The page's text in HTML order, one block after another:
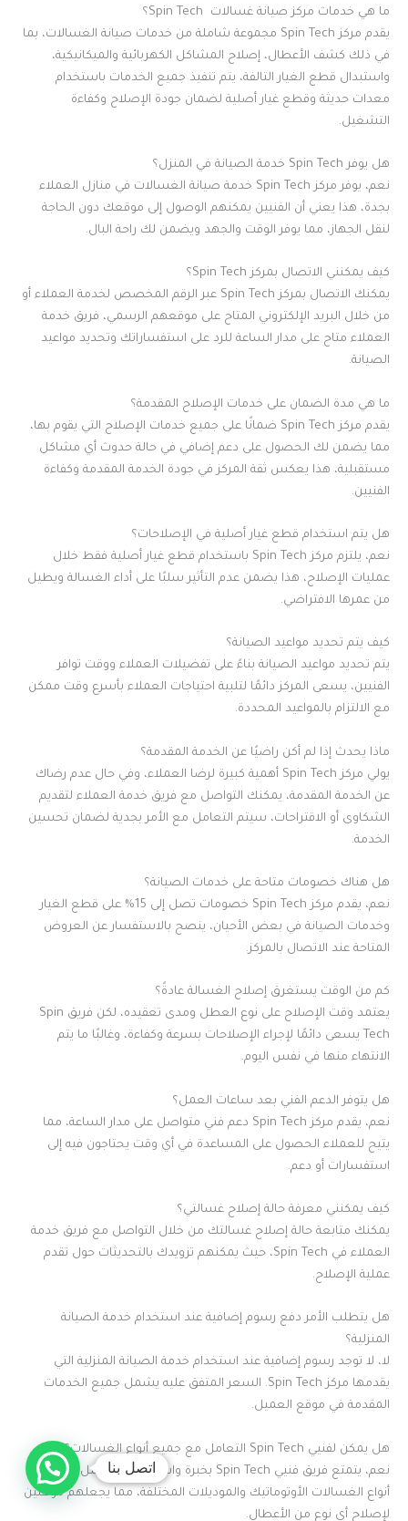
ما هي خدمات مركز صيانة غسالات Spin Tech؟
يقدم مركز Spin Tech مجموعة شاملة من خدمات صيانة الغسالات، بما
في ذلك كشف الأعطال، إصلاح المشاكل الكهربائية والميكانيكية،
واستبدال قطع الغيار التالفة، يتم تنفيذ جميع الخدمات باستخدام
معدات حديثة وقطع غيار أصلية لضمان جودة الإصلاح وكفاءة
التشغيل.
هل يوفر Spin Tech خدمة الصيانة في المنزل؟
نعم، يوفر مركز Spin Tech خدمة صيانة الغسالات في منازل العملاء
بجدة، هذا يعني أن الفنيين يمكنهم الوصول إلى موقعك دون الحاجة
لنقل الجهاز، مما يوفر الوقت والجهد ويضمن لك راحة البال.
كيف يمكنني الاتصال بمركز Spin Tech؟
يمكنك الاتصال بمركز Spin Tech عبر الرقم المخصص لخدمة العملاء أو
من خلال البريد الإلكتروني المتاح على موقعهم الرسمي، فريق خدمة
العملاء متاح على مدار الساعة للرد على استفساراتك وتحديد مواعيد
الصيانة.
ما هي مدة الضمان على خدمات الإصلاح المقدمة؟
يقدم مركز Spin Tech ضمانًا على جميع خدمات الإصلاح التي يقوم بها،
مما يضمن لك الحصول على دعم إضافي في حالة حدوث أي مشاكل
مستقبلية، هذا يعكس ثقة المركز في جودة الخدمة المقدمة وكفاءة
الفنيين.
هل يتم استخدام قطع غيار أصلية في الإصلاحات؟
نعم، يلتزم مركز Spin Tech باستخدام قطع غيار أصلية فقط خلال
عمليات الإصلاح، هذا يضمن عدم التأثير سلبًا على أداء الغسالة ويطيل
من عمرها الافتراضي.
كيف يتم تحديد مواعيد الصيانة؟
يتم تحديد مواعيد الصيانة بناءً على تفضيلات العملاء ووقت توافر
الفنيين، يسعى المركز دائمًا لتلبية احتياجات العملاء بأسرع وقت ممكن
مع الالتزام بالمواعيد المحددة.
ماذا يحدث إذا لم أكن راضيًا عن الخدمة المقدمة؟
يولي مركز Spin Tech أهمية كبيرة لرضا العملاء، وفي حال عدم رضاك
عن الخدمة المقدمة، يمكنك التواصل مع فريق خدمة العملاء لتقديم
الشكاوى أو الاقتراحات، سيتم التعامل مع الأمر بجدية لضمان تحسين
الخدمة.
هل هناك خصومات متاحة على خدمات الصيانة؟
نعم، يقدم مركز Spin Tech خصومات تصل إلى 15% على قطع الغيار
وخدمات الصيانة في بعض الأحيان، ينصح بالاستفسار عن العروض
المتاحة عند الاتصال بالمركز.
كم من الوقت يستغرق إصلاح الغسالة عادةً؟
يعتمد وقت الإصلاح على نوع العطل ومدى تعقيده، لكن فريق Spin
Tech يسعى دائمًا لإجراء الإصلاحات بسرعة وكفاءة، وغالبًا ما يتم
الانتهاء منها في نفس اليوم.
هل يتوفر الدعم الفني بعد ساعات العمل؟
نعم، يقدم مركز Spin Tech دعم فني متواصل على مدار الساعة، مما
يتيح للعملاء الحصول على المساعدة في أي وقت يحتاجون فيه إلى
استفسارات أو دعم.
كيف يمكنني معرفة حالة إصلاح غسالتي؟
يمكنك متابعة حالة إصلاح غسالتك من خلال التواصل مع فريق خدمة
العملاء في Spin Tech، حيث يمكنهم تزويدك بالتحديثات حول تقدم
عملية الإصلاح.
هل يتطلب الأمر دفع رسوم إضافية عند استخدام خدمة الصيانة
المنزلية؟
لا، لا توجد رسوم إضافية عند استخدام خدمة الصيانة المنزلية التي
يقدمها مركز Spin Tech. السعر المتفق عليه يشمل جميع الخدمات
المقدمة في موقع العميل.
هل يمكن لفنيي Spin Tech التعامل مع جميع أنواع الغسالات؟
نعم، يتمتع فريق فنيي Spin Tech بخبرة واسعة في التعامل مع جميع
أنواع الغسالات الأوتوماتيك والموديلات المختلفة، مما يجعلهم مؤهلين
لإصلاح أي نوع من الأعطال.
اتصل بنا